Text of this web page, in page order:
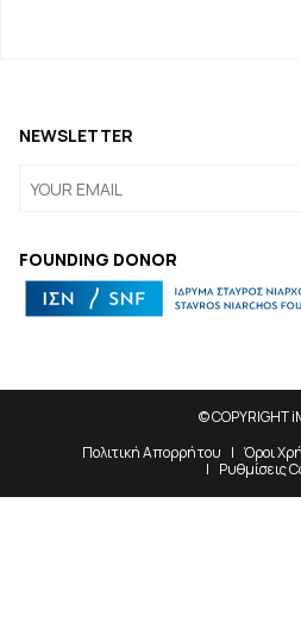
FOUNDING DONOR
NEWSLETTER
© COPYRIGHT
Πολιτική Απορρήτου
Όροι
Ρυθμίσεις